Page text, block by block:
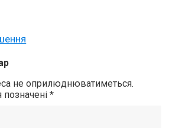
не оприлюднюватиметься.
позначені*